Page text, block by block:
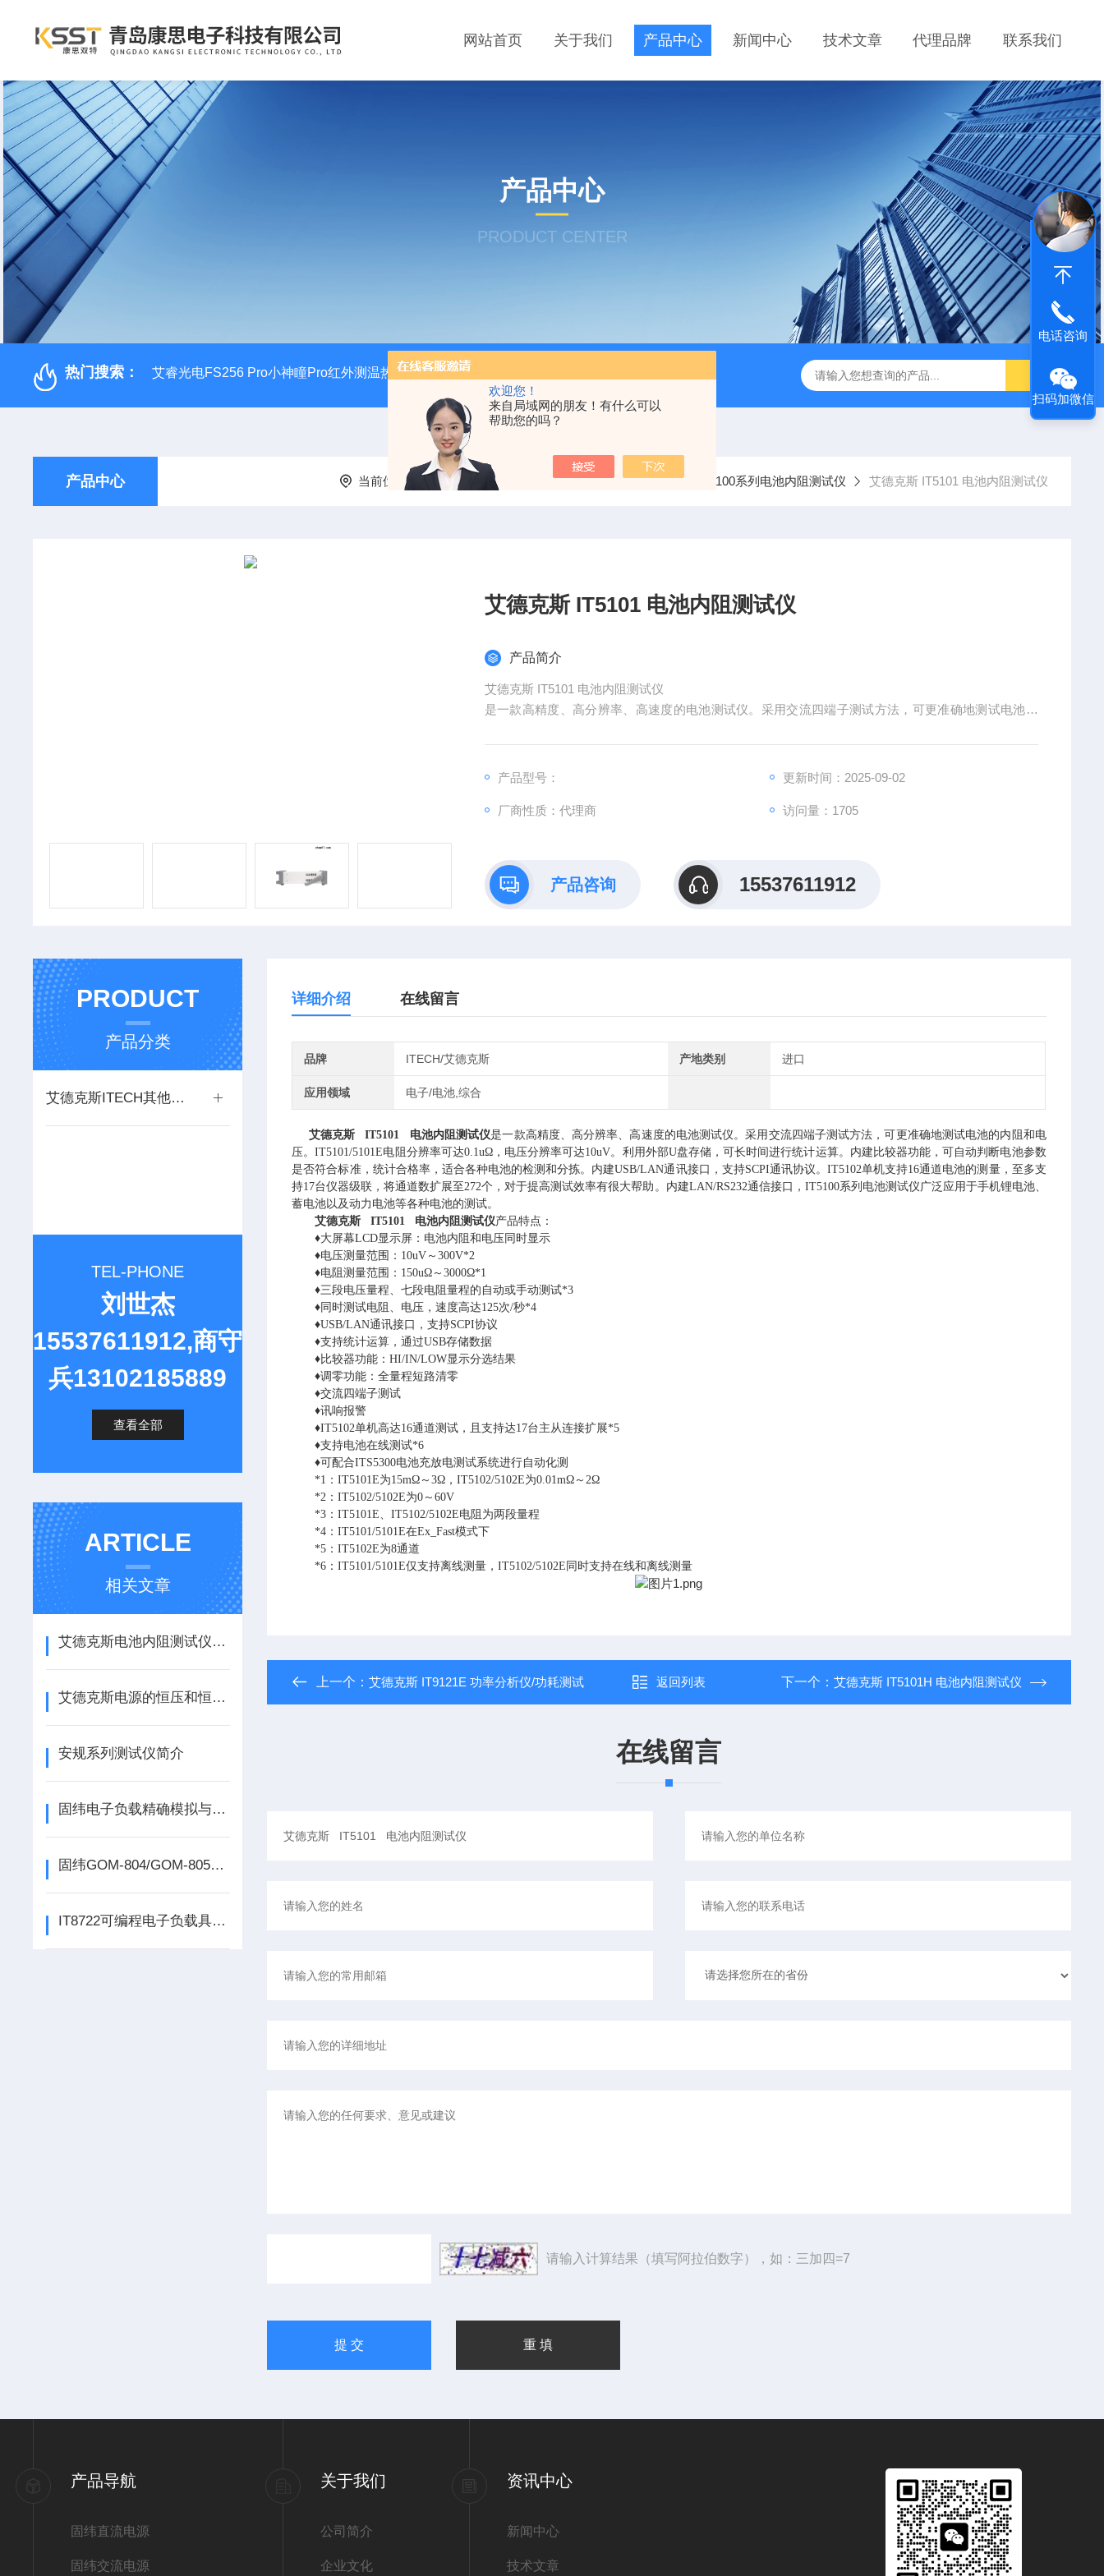
欢迎您！
来自局域网的朋友！有什么可以
帮助您的吗？
网站首页 关于我们 产品中心 新闻中心 技术文章 代理品牌 联系我们
产品中心
PRODUCT CENTER
热门搜索： 艾睿光电FS256 Pro小神瞳Pro红外测温热像仪 固纬 AFG-2225 双通道任意波信号发生器 APS-7050E 交流电源 固纬 GSP-730 频谱分析仪 艾睿光电
产品中心 当前位置： 首页 产品中心 艾德克斯ITECH其他仪器 IT5100系列电池内阻测试仪 艾德克斯 IT5101 电池内阻测试仪
艾德克斯 IT5101 电池内阻测试仪
产品简介
艾德克斯 IT5101 电池内阻测试仪
是一款高精度、高分辨率、高速度的电池测试仪。采用交流四端子测试方法，可更准确地测试电池的
的检测和分拣。
产品型号： 更新时间：2025-09-02
厂商性质：代理商 访问量：1705
产品咨询 15537611912
PRODUCT
产品分类
艾德克斯ITECH其他仪器
TEL-PHONE
刘世杰
15537611912,商守
兵13102185889
查看全部
ARTICLE
相关文章
艾德克斯电池内阻测试仪使用方法全解析
艾德克斯电源的恒压和恒流输出模式是如何设置的？
安规系列测试仪简介
固纬电子负载精确模拟与测试电子设备
固纬GOM-804/GOM-805微欧姆计是专门测量微小的电阻
IT8722可编程电子负载具有动态功率分配,这项功能是怎样的？
详细介绍 在线留言
品牌 ITECH/艾德克斯 产地类别 进口
应用领域 电子/电池,综合
艾德克斯 IT5101 电池内阻测试仪是一款高精度、高分辨率、高速度的电池测试仪。采用交流四端子测试方法，可更准确地测试电池的内阻和电
压。IT5101/5101E电阻分辨率可达0.1uΩ，电压分辨率可达10uV。利用外部U盘存储，可长时间进行统计运算。内建比较器功能，可自动判断电池参数
是否符合标准，统计合格率，适合各种电池的检测和分拣。内建USB/LAN通讯接口，支持SCPI通讯协议。IT5102单机支持16通道电池的测量，至多支
持17台仪器级联，将通道数扩展至272个，对于提高测试效率有很大帮助。内建LAN/RS232通信接口，IT5100系列电池测试仪广泛应用于手机锂电池、
蓄电池以及动力电池等各种电池的测试。
艾德克斯 IT5101 电池内阻测试仪产品特点：
♦大屏幕LCD显示屏：电池内阻和电压同时显示
♦电压测量范围：10uV～300V*2
♦电阻测量范围：150uΩ～3000Ω*1
♦三段电压量程、七段电阻量程的自动或手动测试*3
♦同时测试电阻、电压，速度高达125次/秒*4
♦USB/LAN通讯接口，支持SCPI协议
♦支持统计运算，通过USB存储数据
♦比较器功能：HI/IN/LOW显示分选结果
♦调零功能：全量程短路清零
♦交流四端子测试
♦讯响报警
♦IT5102单机高达16通道测试，且支持达17台主从连接扩展*5
♦支持电池在线测试*6
♦可配合ITS5300电池充放电测试系统进行自动化测
*1：IT5101E为15mΩ～3Ω，IT5102/5102E为0.01mΩ～2Ω
*2：IT5102/5102E为0～60V
*3：IT5101E、IT5102/5102E电阻为两段量程
*4：IT5101/5101E在Ex_Fast模式下
*5：IT5102E为8通道
*6：IT5101/5101E仅支持离线测量，IT5102/5102E同时支持在线和离线测量
上一个：艾德克斯 IT9121E 功率分析仪/功耗测试 返回列表 下一个： 艾德克斯 IT5101H 电池内阻测试仪
在线留言
请输入计算结果（填写阿拉伯数字），如：三加四=7
产品导航
固纬直流电源
固纬交流电源
关于我们
公司简介
企业文化
资讯中心
新闻中心
技术文章
电话咨询
扫码加微信